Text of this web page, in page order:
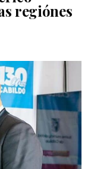
regiónes